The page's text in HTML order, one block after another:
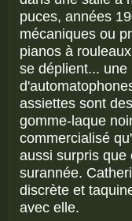
puces, années
mécaniques ou
pianos à
se déplient... une
assiettes sont
gomme-laque
commercialisé
aussi surpris que
surannée.
discrète et
avec elle.